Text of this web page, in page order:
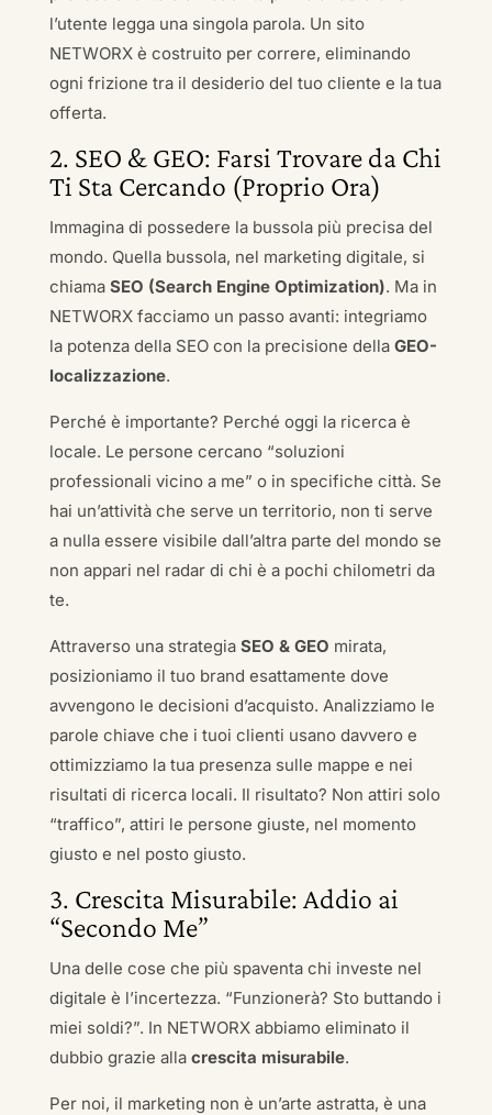
l’utente legga una singola parola. Un sito
NETWORX è costruito per correre, eliminando
ogni frizione tra il desiderio del tuo cliente e la tua
offerta.
2. SEO & GEO: Farsi Trovare da Chi
Ti Sta Cercando (Proprio Ora)
Immagina di possedere la bussola più precisa del
mondo. Quella bussola, nel marketing digitale, si
chiama SEO (Search Engine Optimization). Ma in
NETWORX facciamo un passo avanti: integriamo
la potenza della SEO con la precisione della GEO-
localizzazione.
Perché è importante? Perché oggi la ricerca è
locale. Le persone cercano “soluzioni
professionali vicino a me” o in specifiche città. Se
hai un’attività che serve un territorio, non ti serve
a nulla essere visibile dall’altra parte del mondo se
non appari nel radar di chi è a pochi chilometri da
te.
Attraverso una strategia SEO & GEO mirata,
posizioniamo il tuo brand esattamente dove
avvengono le decisioni d’acquisto. Analizziamo le
parole chiave che i tuoi clienti usano davvero e
ottimizziamo la tua presenza sulle mappe e nei
risultati di ricerca locali. Il risultato? Non attiri solo
“traffico”, attiri le persone giuste, nel momento
giusto e nel posto giusto.
3. Crescita Misurabile: Addio ai
“Secondo Me”
Una delle cose che più spaventa chi investe nel
digitale è l’incertezza. “Funzionerà? Sto buttando i
miei soldi?”. In NETWORX abbiamo eliminato il
dubbio grazie alla crescita misurabile.
Per noi, il marketing non è un’arte astratta, è una